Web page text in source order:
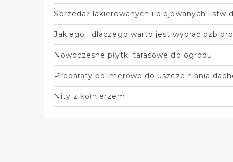
Sprzedaż lakierowanych i olejowanych listw
Jakiego i dlaczego warto jest wybrać pzb
Nowoczesne płytki tarasowe do ogrodu
Preparaty polimerowe do uszczelniania
Nity z kołnierzem